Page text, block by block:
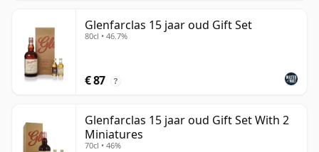
Glenfarclas 15 jaar oud Gift Set
80cl • 46.7%
€ 87 ?
Glenfarclas 15 jaar oud Gift Set With 2
Miniatures
70cl • 46%